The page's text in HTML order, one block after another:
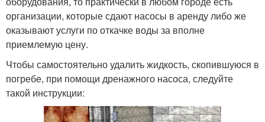
организации, которые сдают насосы в аренду либо же
оказывают услуги по откачке воды за вполне
приемлемую цену.
Чтобы самостоятельно удалить жидкость, скопившуюся в
погребе, при помощи дренажного насоса, следуйте
такой инструкции: